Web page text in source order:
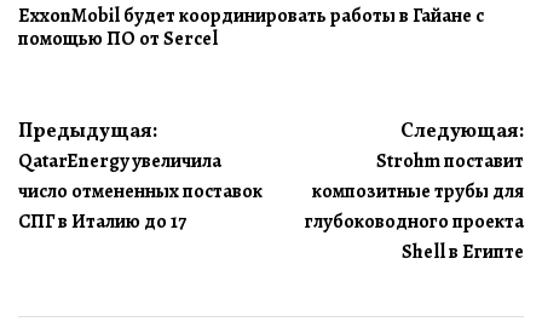
ExxonMobil будет координировать работы в Гайане с
помощью ПО от Sercel
Навигация
по
записям
Предыдущая:
QatarEnergy увеличила
число отмененных поставок
СПГ в Италию до 17
Следующая:
Strohm поставит
композитные трубы для
глубоководного проекта
Shell в Египте